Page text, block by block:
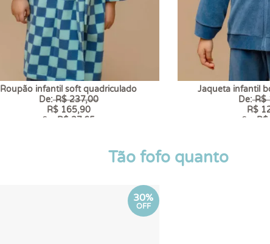
Roupão infantil soft quadriculado
De:R$ 237,00
R$ 165,90
6 x R$ 27,65
Jaqueta infantil
De:R$
R$
6 x
Tão fofo quanto
30%
OFF